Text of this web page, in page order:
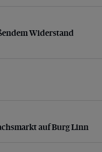
Widerstand gegen
Widerstand
auf Burg Linn
auf Burg Linn